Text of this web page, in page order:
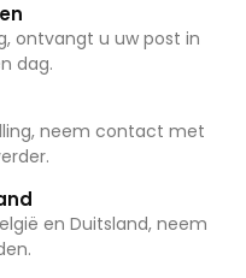
ontvangt u uw post in
dag.
neem contact met
en Duitsland, neem